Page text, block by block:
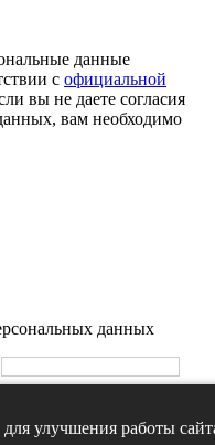
данные
с официальной
вы не даете согласия
вам необходимо
улучшения работы
данных